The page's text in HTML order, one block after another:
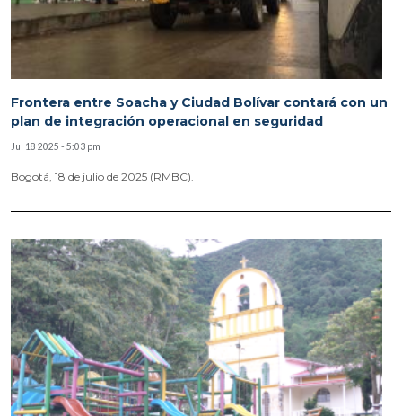
Frontera entre Soacha y Ciudad Bolívar contará con un
plan de integración operacional en seguridad
Jul 18 2025 - 5:03 pm
Bogotá, 18 de julio de 2025 (RMBC).